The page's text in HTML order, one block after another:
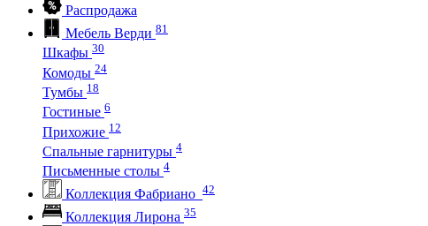
Распродажа
Мебель Верди 81
Шкафы 30
Комоды 24
Тумбы 18
Гостиные 6
Прихожие 12
Спальные гарнитуры 4
Письменные столы 4
Коллекция Фабриано 42
Коллекция Лирона 35